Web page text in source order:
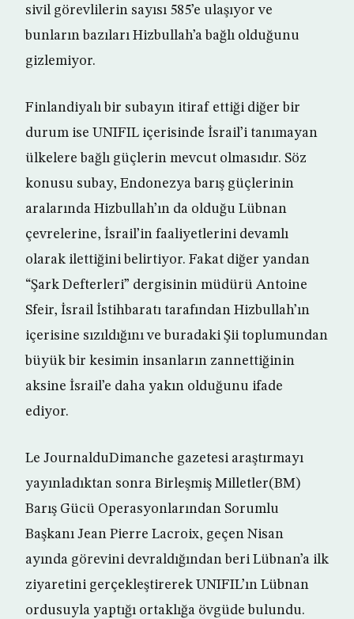
sivil görevlilerin sayısı 585’e ulaşıyor ve
bunların bazıları Hizbullah’a bağlı olduğunu
gizlemiyor.
Finlandiyalı bir subayın itiraf ettiği diğer bir
durum ise UNIFIL içerisinde İsrail’i tanımayan
ülkelere bağlı güçlerin mevcut olmasıdır. Söz
konusu subay, Endonezya barış güçlerinin
aralarında Hizbullah’ın da olduğu Lübnan
çevrelerine, İsrail’in faaliyetlerini devamlı
olarak ilettiğini belirtiyor. Fakat diğer yandan
“Şark Defterleri” dergisinin müdürü Antoine
Sfeir, İsrail İstihbaratı tarafından Hizbullah’ın
içerisine sızıldığını ve buradaki Şii toplumundan
büyük bir kesimin insanların zannettiğinin
aksine İsrail’e daha yakın olduğunu ifade
ediyor.
Le JournalduDimanche gazetesi araştırmayı
yayınladıktan sonra Birleşmiş Milletler(BM)
Barış Gücü Operasyonlarından Sorumlu
Başkanı Jean Pierre Lacroix, geçen Nisan
ayında görevini devraldığından beri Lübnan’a ilk
ziyaretini gerçekleştirerek UNIFIL’ın Lübnan
ordusuyla yaptığı ortaklığa övgüde bulundu.